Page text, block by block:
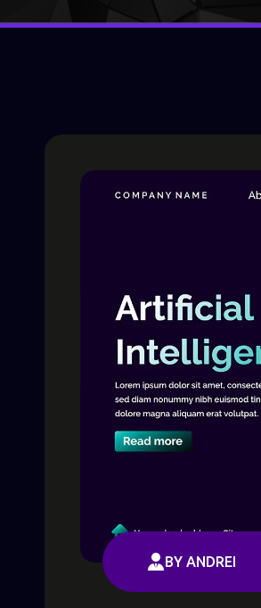
BY ANDREI